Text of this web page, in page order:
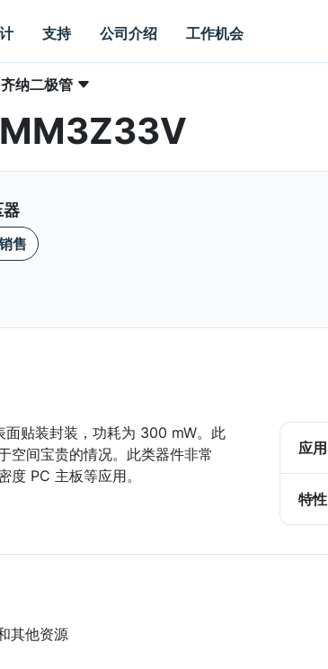
支持 公司介绍 工作机会
齐纳二极管
售
贴装封装，功耗为 300 mW。此
空间宝贵的情况。此类器件非常
度 PC 主板等应用。
应用
特性
其他资源